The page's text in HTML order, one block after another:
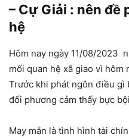
– Cự Giải : nên đề
hệ
Hôm nay ngày 11/08/2023
mối quan hệ xã giao vì hôm
Trước khi phát ngôn điều gì
đối phương cảm thấy bực
May mắn là tình hình tài